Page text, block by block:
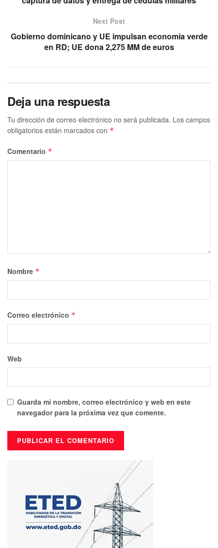
Next Post
Gobierno dominicano y UE impulsan economía verde
en RD; UE dona 2,275 MM de euros
Deja una respuesta
Tu dirección de correo electrónico no será publicada. Los campos
obligatorios están marcados con *
Comentario *
Nombre *
Correo electrónico *
Web
Guarda mi nombre, correo electrónico y web en este
navegador para la próxima vez que comente.